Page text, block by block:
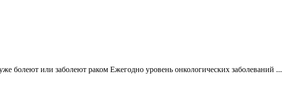
или заболеют раком Ежегодно уровень онкологических заболеваний ...